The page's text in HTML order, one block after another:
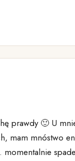
prawdy 🙂 U
mam mnóstwo
momentalnie